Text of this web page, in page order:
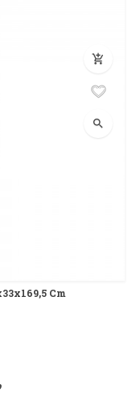
add_shopping_cart
search
Cm